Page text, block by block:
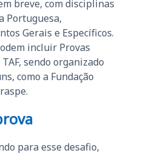
breve, com disciplinas
Portuguesa,
Gerais e Específicos.
incluir Provas
sendo organizado
como a Fundação
para esse desafio,